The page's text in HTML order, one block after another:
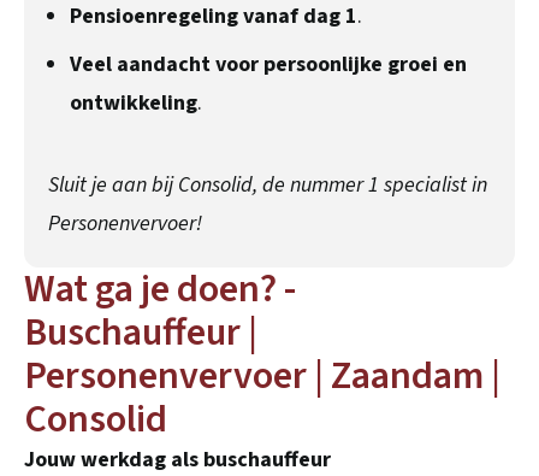
Pensioenregeling vanaf dag 1.
Veel aandacht voor persoonlijke groei en
ontwikkeling.
Sluit je aan bij Consolid, de nummer 1 specialist in
Personenvervoer!
Wat ga je doen? -
Buschauffeur |
Personenvervoer | Zaandam |
Consolid
Jouw werkdag als buschauffeur